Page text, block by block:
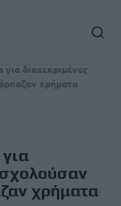
διακεκριμένες
χρήματα
χρήματα